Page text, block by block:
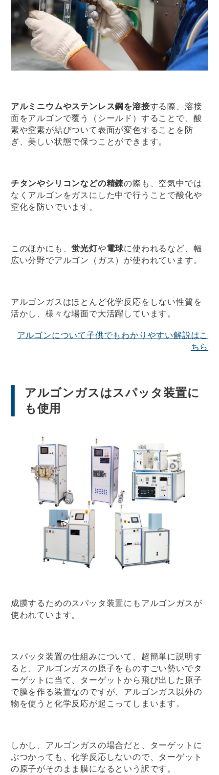
アルミニウムやステンレス鋼を溶接する際、溶接
面をアルゴンで覆う（シールド）することで、酸
素や窒素が結びついて表面が変色することを防
ぎ、美しい状態で保つことができます。
チタンやシリコンなどの精錬の際も、空気中では
なくアルゴンをガスにした中で行うことで酸化や
窒化を防いでいます。
このほかにも、蛍光灯や電球に使われるなど、幅
広い分野でアルゴン（ガス）が使われています。
アルゴンガスはほとんど化学反応をしない性質を
活かし、様々な場面で大活躍しています。
アルゴンについて子供でもわかりやすい解説はこ
ちら
アルゴンガスはスパッタ装置に
も使用
成膜するためのスパッタ装置にもアルゴンガスが
使われています。
スパッタ装置の仕組みについて、超簡単に説明す
ると、アルゴンガスの原子をものすごい勢いでタ
ーゲットに当て、ターゲットから飛び出した原子
で膜を作る装置なのですが、アルゴンガス以外の
物を使うと化学反応が起こってしまいます。
しかし、アルゴンガスの場合だと、ターゲットに
ぶつかっても、化学反応しないので、ターゲット
の原子がそのまま膜になるという訳です。